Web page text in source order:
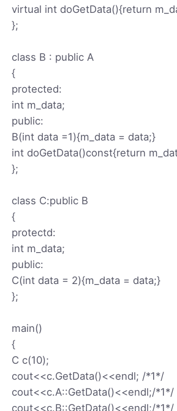
virtual int doGetData(){return
};
class B : public A
{
protected:
int m_data;
public:
B(int data =1){m_data = data;}
int doGetData()const{return
};
class C:public B
{
protectd:
int m_data;
public:
C(int data = 2){m_data = data;}
};
main()
{
C c(10);
cout<<c.GetData()<<endl; /*1*/
cout<<c.A::GetData()<<endl;/*1*/
cout<<c.B::GetData()<<endl;/*1*/